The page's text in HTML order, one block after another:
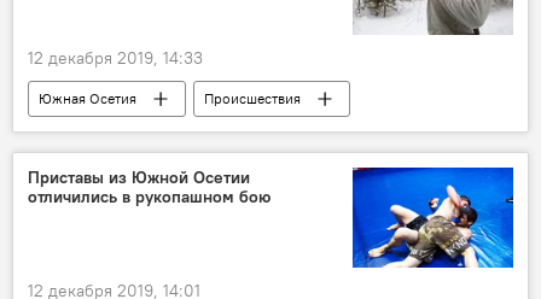
12 декабря 2019, 14:33
Южная Осетия Происшествия
Приставы из Южной Осетии
отличились в рукопашном бою
12 декабря 2019, 14:01